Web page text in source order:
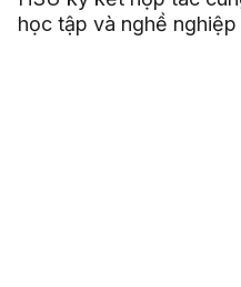
học tập và nghề nghiệp